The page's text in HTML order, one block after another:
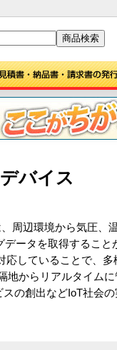
バイス
周辺環境から気圧、
ータを取得すること
していることで、
からリアルタイム
の創出などIoT社会